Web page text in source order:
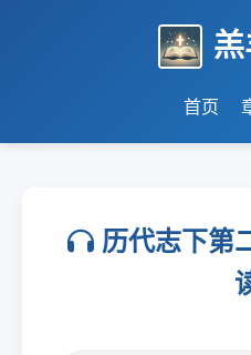
首页
历代志下第